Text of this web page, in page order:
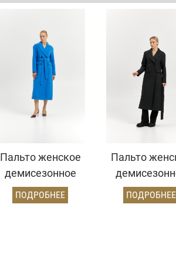
Пальто женское
демисезонное
26102 (электрик)
ПОДРОБНЕЕ
Пальто
26102
ПОДРОБНЕЕ